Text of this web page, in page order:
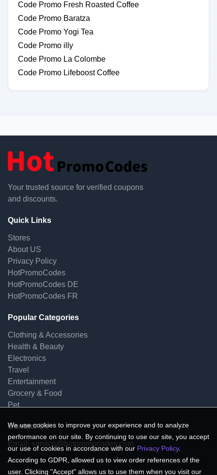
Code Promo Fresh Roasted Coffee
Code Promo Baratza
Code Promo Yogi Tea
Code Promo illy
Code Promo La Colombe
Code Promo Lifeboost Coffee
Your trusted source for verified coupons
and discounts.
Quick Links
Stores
About US
Privacy Policy
HotPromoCodes
HotPromoCodes DE
HotPromoCodes FR
Popular Categories
Clothing & Accessories
Health & Beauty
Electronics
Travel
Entertainment
Grocery & Food
Pet
Contact Us
Email: service@hotpromocodes.com
We use cookies to improve your experience and to analyze
performance on our site. By continuing to use our site, you accept
our use of cookies in accordance with our Privacy Policy.
According to GDPR, allowed us to view order references of the
user. Clicking "Accept" allows us to use them when you visit our